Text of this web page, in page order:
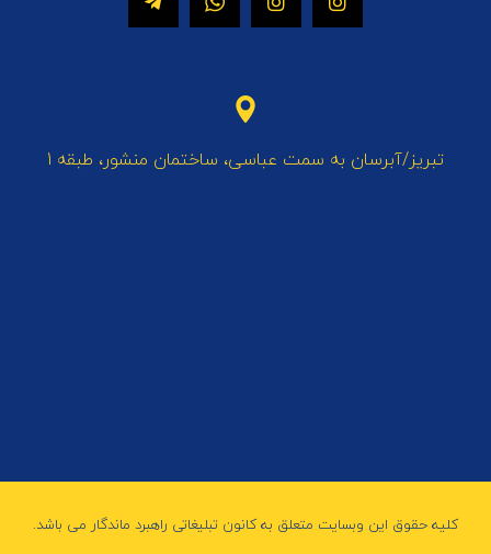
تبریز/آبرسان به سمت عباسی، ساختمان منشور، طبقه 1
کلیه حقوق این وبسایت متعلق به کانون تبلیغاتی راهبرد ماندگار می باشد.